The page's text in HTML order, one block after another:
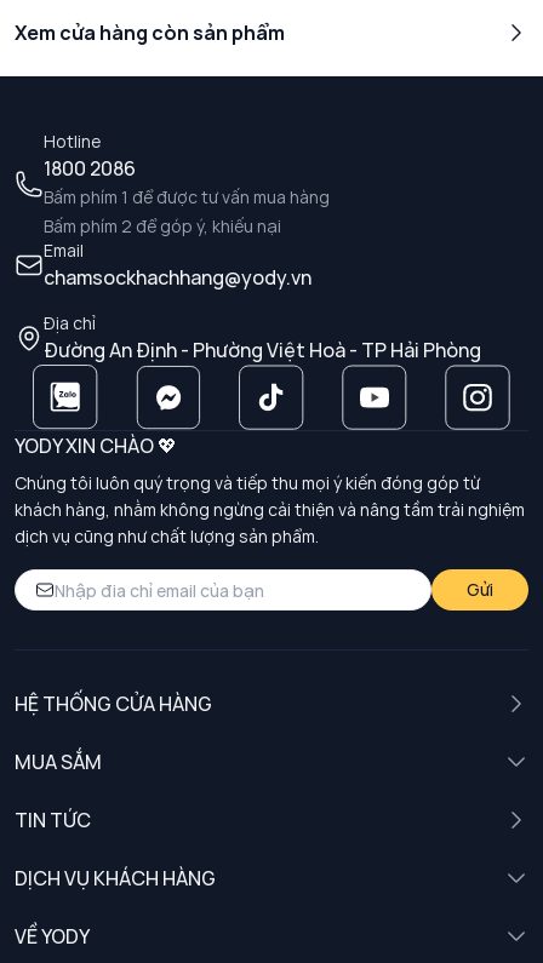
Xem cửa hàng còn sản phẩm
Hotline
1800 2086
Bấm phím 1 để được tư vấn mua hàng
Bấm phím 2 để góp ý, khiếu nại
Email
chamsockhachhang@yody.vn
Địa chỉ
Đường An Định - Phường Việt Hoà - TP Hải Phòng
YODY XIN CHÀO 💖
Chúng tôi luôn quý trọng và tiếp thu mọi ý kiến đóng góp từ
khách hàng, nhằm không ngừng cải thiện và nâng tầm trải nghiệm
dịch vụ cũng như chất lượng sản phẩm.
Gửi
HỆ THỐNG CỬA HÀNG
MUA SẮM
TIN TỨC
DỊCH VỤ KHÁCH HÀNG
Chính sách khách hàng thân thiết
VỀ YODY